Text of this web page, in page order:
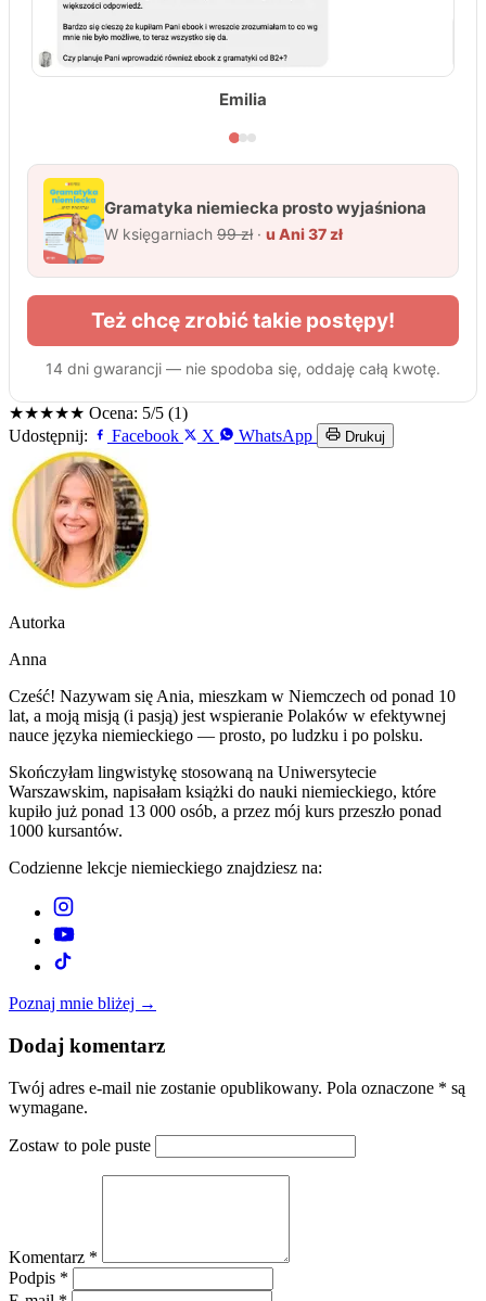
Udostępnij:
Facebook
lat, a moją misją (i pasją) jest wspieranie Polaków w efektywnej
nauce języka niemieckiego — prosto, po ludzku i po polsku.
Skończyłam lingwistykę stosowaną na Uniwersytecie
Warszawskim, napisałam książki do nauki niemieckiego, które
kupiło już ponad 13 000 osób, a przez mój kurs przeszło ponad
1000 kursantów.
Twój adres e-mail nie zostanie opublikowany. Pola oznaczone * są
wymagane.
Zostaw to pole puste
Podpis *
E-mail *